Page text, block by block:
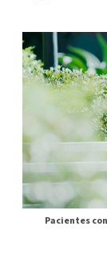
Pacientes